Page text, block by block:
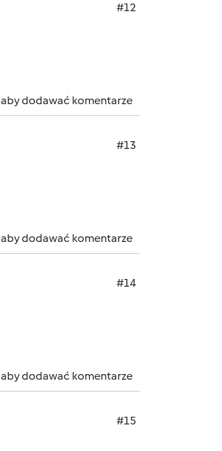
#12
aby dodawać komentarze
#13
aby dodawać komentarze
#14
aby dodawać komentarze
#15